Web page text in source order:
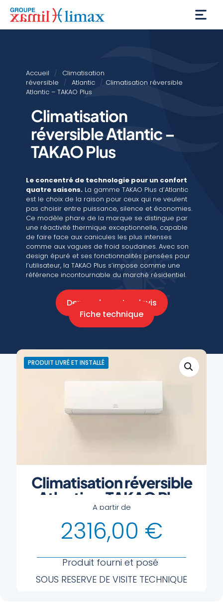
PRODUIT LIVRÉ ET INSTALLÉ
Climatisation réversible
Atlantic – TAKAO Plus
A partir de
2316,00 €
Produit fourni et posé
SOUS RESERVE DE VISITE TECHNIQUE
Accueil /
Climatisation
réversible
/ Atlantic / Climatisation réversible
Atlantic – TAKAO Plus
Climatisation
réversible Atlantic –
TAKAO Plus
Le concentré de technologie pour un confort
quatre saisons. La gamme TAKAO Plus d’Atlantic
est le choix de la raison pour ceux qui ne veulent
pas choisir entre puissance, silence et économies.
Ce modèle phare de la marque se distingue par
une réactivité thermique exceptionnelle, capable
de faire face aux canicules les plus intenses
comme aux vagues de froid soudaines. Avec son
design épuré et ses fonctionnalités pensées pour
l’utilisateur, la TAKAO Plus s’impose comme une
référence incontournable du marché résidentiel.
Demandez votre devis
Fiche technique